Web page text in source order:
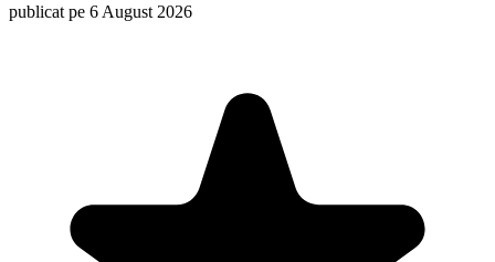
publicat pe 6 August 2026